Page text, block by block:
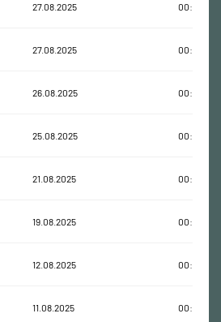
27.08.2025 00:40:33
27.08.2025 00:00:17
26.08.2025 00:59:08
25.08.2025 00:39:14
21.08.2025 00:52:35
19.08.2025 00:48:55
12.08.2025 00:53:27
11.08.2025 00:56:07